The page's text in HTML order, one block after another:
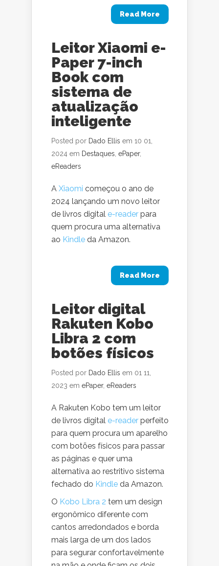
Read More
Leitor Xiaomi e-
Paper 7-inch
Book com
sistema de
atualização
inteligente
Posted por Dado Ellis em 10 01,
2024 em Destaques ePaper,
eReaders
A Xiaomi começou o ano de
2024 lançando um novo leitor
de livros digital e-reader para
quem procura uma alternativa
ao Kindle da Amazon.
Read More
Leitor digital
Rakuten Kobo
Libra 2 com
botões físicos
Posted por Dado Ellis em 01 11,
2023 em ePaper, eReaders
A Rakuten Kobo tem um leitor
de livros digital e-reader perfeito
para quem procura um aparelho
com botões físicos para passar
as páginas e quer uma
alternativa ao restritivo sistema
fechado do Kindle da Amazon.
O Kobo Libra 2 tem um design
ergonômico diferente com
cantos arredondados e borda
mais larga de um dos lados
para segurar confortavelmente